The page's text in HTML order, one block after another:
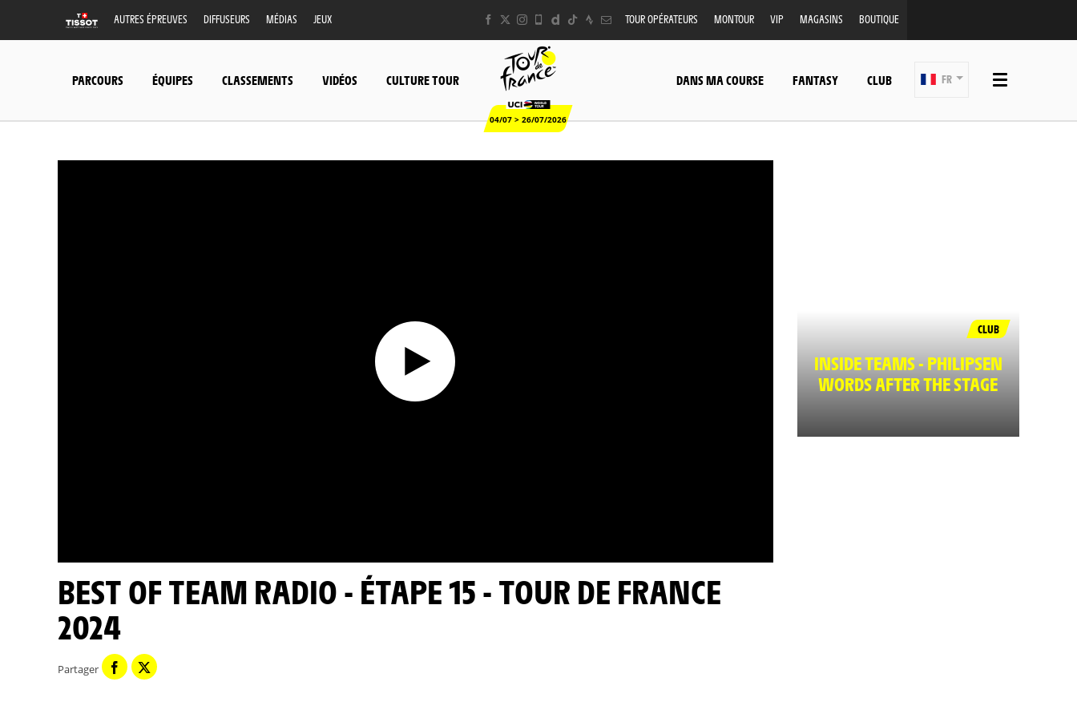
AUTRES ÉPREUVES DIFFUSEURS MÉDIAS JEUX TOUR OPÉRATEURS MONTOUR VIP MAGASINS BOUTIQUE
PARCOURS ÉQUIPES CLASSEMENTS VIDÉOS CULTURE TOUR
04/07 > 26/07/2026
DANS MA COURSE FANTASY CLUB FR
BEST OF TEAM RADIO - ÉTAPE 15 - TOUR DE FRANCE
2024
Partager
CLUB
INSIDE TEAMS - PHILIPSEN
WORDS AFTER THE STAGE